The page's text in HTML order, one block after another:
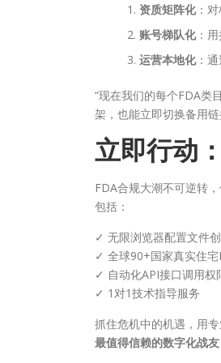
资质矩阵化：对
账号梯队化：
运营本地化：
“现在我们的每个FDA类
架，也能立即切换备用
立即行动
FDA合规大潮不可逆转
包括：
✓ 无限浏览器配置文件
✓ 全球90+国家真实住宅
✓ 自动化API接口调用权
✓ 1对1技术指导服务
抓住危机中的机遇，用
最值得信赖的数字化战友